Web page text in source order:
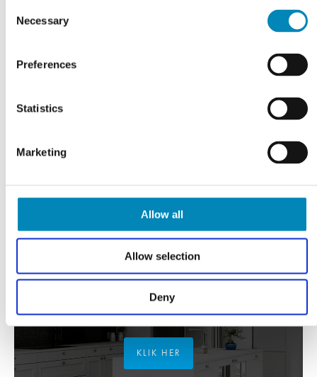
Selection
Necessary
Preferences
Statistics
Marketing
Allow all
Allow selection
Deny
Gratis tilbud
FÅ TEGNET DIT PROJEKT
KLIK HER